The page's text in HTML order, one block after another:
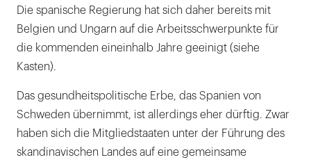
Die spanische Regierung hat sich daher bereits mit
Belgien und Ungarn auf die Arbeitsschwerpunkte für
die kommenden eineinhalb Jahre geeinigt (siehe
Kasten).
Das gesundheitspolitische Erbe, das Spanien von
Schweden übernimmt, ist allerdings eher dürftig. Zwar
haben sich die Mitgliedstaaten unter der Führung des
skandinavischen Landes auf eine gemeinsame